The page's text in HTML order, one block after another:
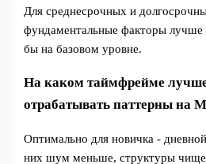
Для среднесрочных и
фундаментальные факторы лучше
бы на базовом уровне.
На каком таймфрейме
отрабатывать паттерны на
Оптимально для новичка -
них шум меньше, структуры чище,